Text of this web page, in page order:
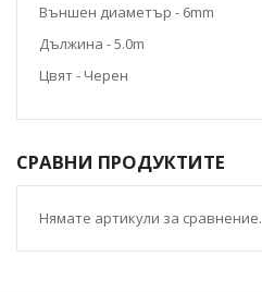
Външен диаметър - 6mm
Дължина - 5.0m
Цвят - Черен
СРАВНИ ПРОДУКТИТЕ
Нямате артикули за сравнение.